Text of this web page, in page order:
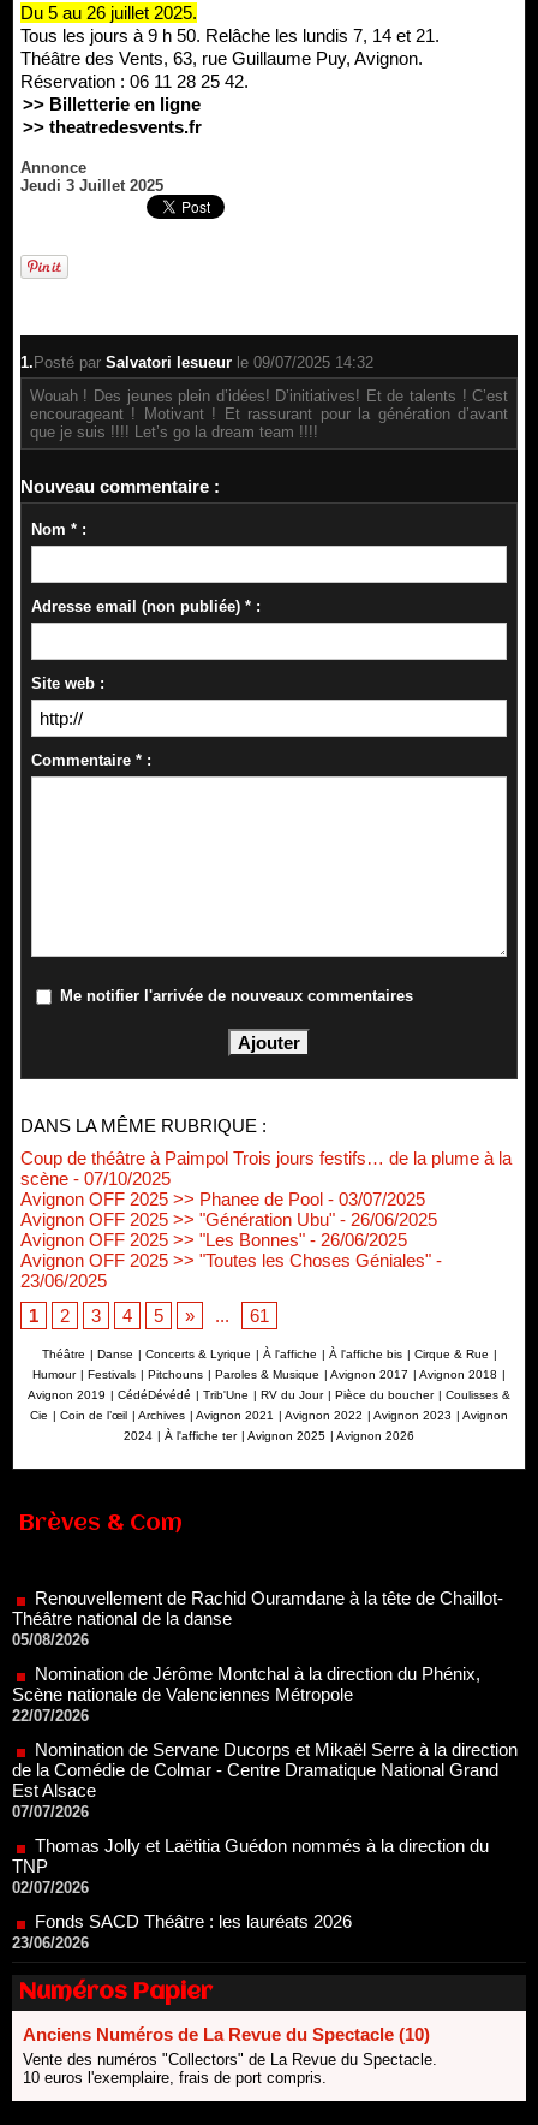
Du 5 au 26 juillet 2025.
Tous les jours à 9 h 50. Relâche les lundis 7, 14 et 21.
Théâtre des Vents, 63, rue Guillaume Puy, Avignon.
Réservation : 06 11 28 25 42.
>> Billetterie en ligne
>> theatredesvents.fr
Annonce
Jeudi 3 Juillet 2025
1.Posté par Salvatori lesueur le 09/07/2025 14:32
Wouah ! Des jeunes plein d’idées! D’initiatives! Et de talents ! C’est
encourageant ! Motivant ! Et rassurant pour la génération d’avant
que je suis !!!! Let’s go la dream team !!!!
Nouveau commentaire :
Nom * :
Adresse email (non publiée) * :
Site web :
Commentaire * :
Me notifier l'arrivée de nouveaux commentaires
DANS LA MÊME RUBRIQUE :
Coup de théâtre à Paimpol Trois jours festifs… de la plume à la
scène - 07/10/2025
Avignon OFF 2025 >> Phanee de Pool - 03/07/2025
Avignon OFF 2025 >> "Génération Ubu" - 26/06/2025
Avignon OFF 2025 >> "Les Bonnes" - 26/06/2025
Avignon OFF 2025 >> "Toutes les Choses Géniales" -
23/06/2025
1
2 3 4 5 » ... 61
Théâtre | Danse | Concerts & Lyrique | À l'affiche | À l'affiche bis | Cirque & Rue |
Humour | Festivals | Pitchouns | Paroles & Musique | Avignon 2017 | Avignon 2018 |
Avignon 2019 | CédéDévédé | Trib'Une | RV du Jour | Pièce du boucher | Coulisses &
Cie | Coin de l’œil | Archives | Avignon 2021 | Avignon 2022 | Avignon 2023 | Avignon
2024 | À l'affiche ter | Avignon 2025 | Avignon 2026
Brèves & Com
Renouvellement de Rachid Ouramdane à la tête de Chaillot-
Nomination de Jérôme Montchal à la direction du Phénix,
Scène nationale de Valenciennes Métropole
22/07/2026
Nomination de Servane Ducorps et Mikaël Serre à la direction
de la Comédie de Colmar - Centre Dramatique National Grand
Est Alsace
07/07/2026
Thomas Jolly et Laëtitia Guédon nommés à la direction du
TNP
02/07/2026
Fonds SACD Théâtre : les lauréats 2026
23/06/2026
20/06/2026
Le palmarès des prix SACD 2026
18/06/2026
Les 10 lauréats du Fonds Grandes Formes Théâtre 2026
SACD
13/06/2026
Nomination de Nathalie Garraud et Olivier Saccomano à la
Numéros Papier
Anciens Numéros de La Revue du Spectacle (10)
Vente des numéros "Collectors" de La Revue du Spectacle.
10 euros l'exemplaire, frais de port compris.